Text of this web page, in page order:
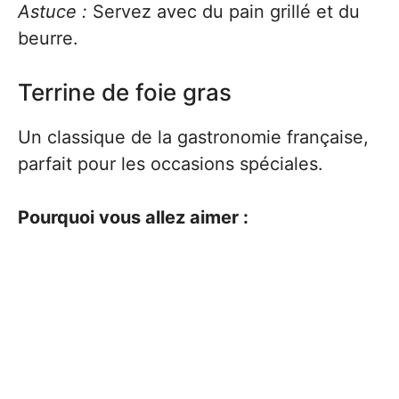
Astuce : Servez avec du pain grillé et du
beurre.
Terrine de foie gras
Un classique de la gastronomie française,
parfait pour les occasions spéciales.
Pourquoi vous allez aimer :